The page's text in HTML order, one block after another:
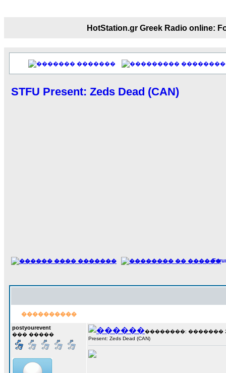
��� ��� ������ '������'...
������ �� �����.. "������" ���
echo :��������� ����, ���������
HotStation.gr Greek Radio
�������
STFU Present: Zeds Dead (CAN)
����������
postyourevent
��� �����
��������: ������� 28
Present: Zeds Dead (CAN)